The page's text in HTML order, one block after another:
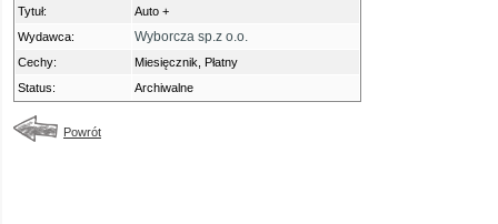
Tytuł:
Auto +
Wydawca:
Wyborcza sp.z o.o.
Cechy:
Miesięcznik, Płatny
Status:
Archiwalne
Powrót